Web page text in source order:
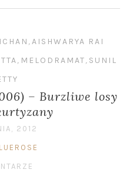
,AISHWARYA RAI
, MELODRAMAT, SUNIL
– Burzliwe losy
2012